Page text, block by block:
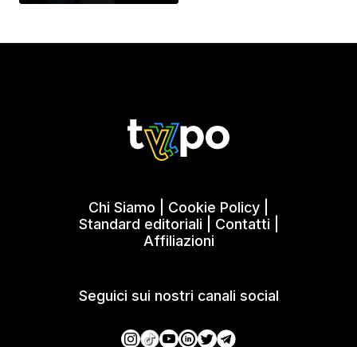
Chi Siamo Cookie Policy
Standard editoriali
Contatti
Affiliazioni
Seguici sui nostri canali social